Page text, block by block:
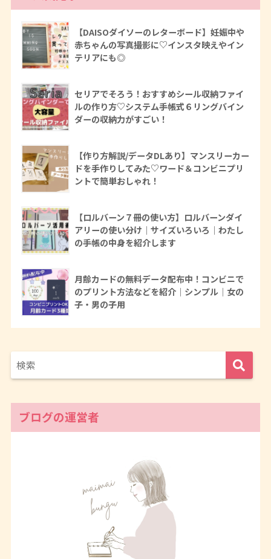
【DAISOダイソーのレターボード】妊娠中や
赤ちゃんの写真撮影に♡インスタ映えやイン
テリアにも◎
セリアでそろう！おすすめシール収納ファイ
ルの作り方♡システム手帳式６リングバイン
ダーの収納力がすごい！
【作り方解説/データDLあり】マンスリーカー
ドを手作りしてみた♡ワード＆コンビニプリ
ントで簡単おしゃれ！
【ロルバーン７冊の使い方】ロルバーンダイ
アリーの使い分け｜サイズいろいろ｜わたし
の手帳の中身を紹介します
月齢カードの無料データ配布中！コンビニで
のプリント方法などを紹介｜シンプル｜女の
子・男の子用
ブログの運営者